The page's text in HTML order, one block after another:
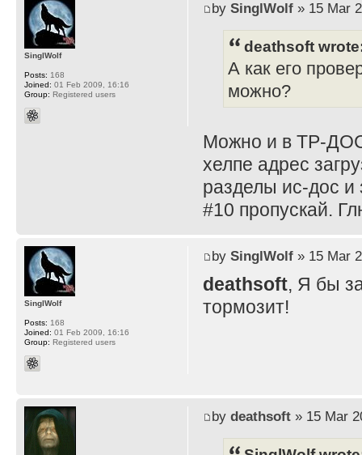
by SinglWolf» 15 Mar
deathsoft
А как его
можно?
Можно и в ТР-
хелпе адрес
разделы ис-дос и
#10 пропускай.
SinglWolf
Posts: 168
Joined: 01 Feb 2009, 16:16
Group: Registered users
by SinglWolf» 15 Mar
deathsoft, Я бы
тормозит!
SinglWolf
Posts: 168
Joined: 01 Feb 2009, 16:16
Group: Registered users
by deathsoft» 15 Mar